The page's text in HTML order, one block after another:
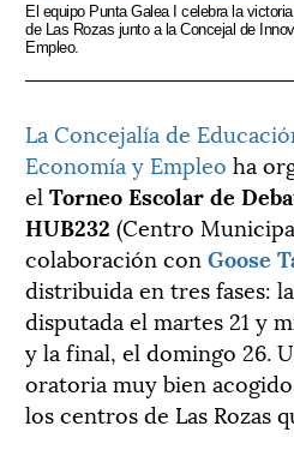
El equipo Punta Galea I celebra la
de Las Rozas junto a la Concejal de
Empleo.
La Concejalía de
Economía y Empleo ha
el Torneo Escolar de
HUB232 (Centro
colaboración con Goose
distribuida en tres fases:
disputada el martes 21 y
y la final, el domingo 26.
oratoria muy bien
los centros de Las Rozas